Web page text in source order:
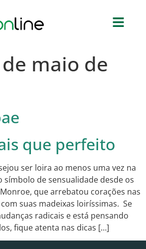
maio de
que perfeito
ser loira ao menos uma vez na
símbolo de sensualidade desde os
que arrebatou corações nas
suas madeixas loiríssimas. Se
radicais e está pensando
fique atenta nas dicas […]